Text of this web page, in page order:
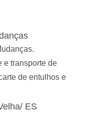
e transporte de
de entulhos e
ES